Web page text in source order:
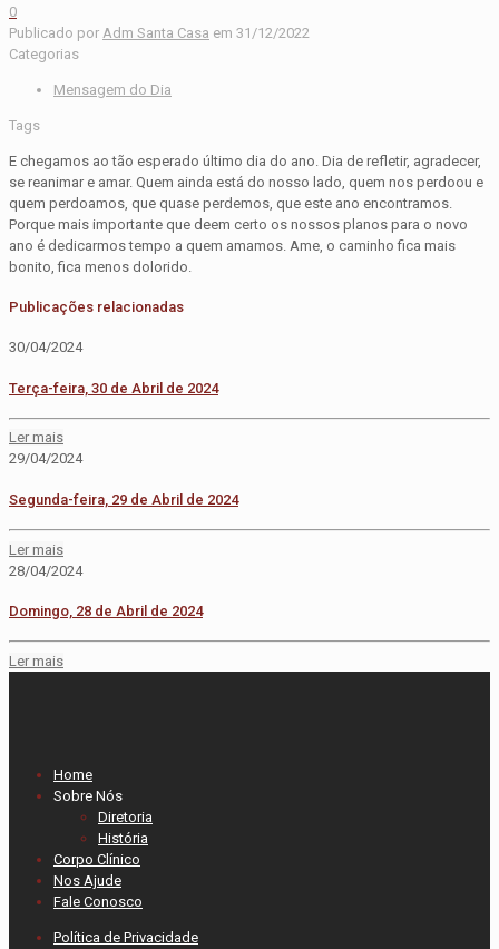
0
Publicado por Adm Santa Casa em 31/12/2022
Categorias
Mensagem do Dia
Tags
E chegamos ao tão esperado último dia do ano. Dia de refletir, agradecer,
se reanimar e amar. Quem ainda está do nosso lado, quem nos perdoou e
quem perdoamos, que quase perdemos, que este ano encontramos.
Porque mais importante que deem certo os nossos planos para o novo
ano é dedicarmos tempo a quem amamos. Ame, o caminho fica mais
bonito, fica menos dolorido.
Publicações relacionadas
30/04/2024
Terça-feira, 30 de Abril de 2024
Ler mais
29/04/2024
Segunda-feira, 29 de Abril de 2024
Ler mais
28/04/2024
Domingo, 28 de Abril de 2024
Ler mais
Home
Sobre Nós
Diretoria
História
Corpo Clínico
Nos Ajude
Fale Conosco
Política de Privacidade